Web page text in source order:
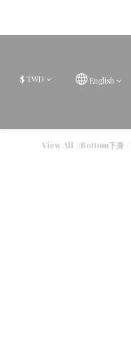
$ TWD English
View All Bottom下身